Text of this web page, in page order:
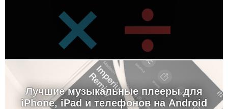
Лучшие музыкальные плееры для
iPhone, iPad и телефонов на Android